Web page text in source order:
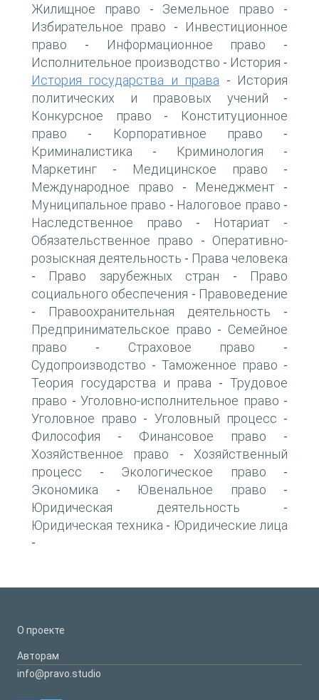
Жилищное право - Земельное право -
Избирательное право -
Инвестиционное
право - Информационное право -
Исполнительное производство - История -
История государства и права -
История
политических и правовых учений -
Конкурсное право -
Конституционное
право - Корпоративное право -
Криминалистика - Криминология -
Маркетинг - Медицинское право -
Международное право - Менеджмент -
Муниципальное право - Налоговое право -
Наследственное право - Нотариат -
Обязательственное право - Оперативно-
розыскная деятельность - Права человека
- Право зарубежных стран -
Право
социального обеспечения - Правоведение
- Правоохранительная деятельность -
Предпринимательское право - Семейное
право - Страховое право -
Судопроизводство - Таможенное право -
Теория государства и права -Трудовое
право - Уголовно-исполнительное право -
Уголовное право - Уголовный процесс -
Философия - Финансовое право -
Хозяйственное право - Хозяйственный
процесс - Экологическое право -
Экономика - Ювенальное право -
Юридическая деятельность -
Юридическая техника - Юридические лица
-
О проекте
Авторам
info@pravo.studio